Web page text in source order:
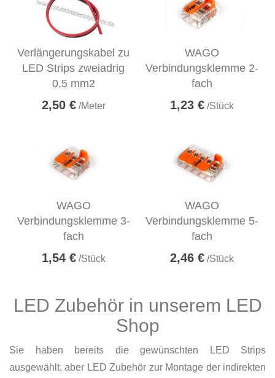
Verlängerungskabel zu
LED Strips zweiadrig
0,5 mm2
2,50 €/Meter
WAGO
Verbindungsklemme 2-
fach
1,23 €/Stück
WAGO
Verbindungsklemme 3-
fach
1,54 €/Stück
WAGO
Verbindungsklemme 5-
fach
2,46 €/Stück
LED Zubehör in unserem LED
Shop
Sie haben bereits die gewünschten LED Strips
ausgewählt, aber LED Zubehör zur Montage der indirekten